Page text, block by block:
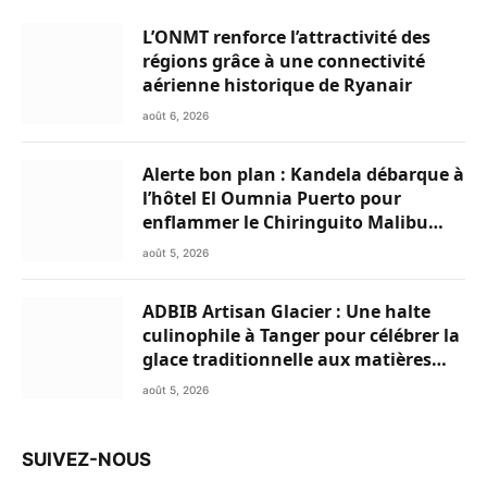
L’ONMT renforce l’attractivité des
régions grâce à une connectivité
aérienne historique de Ryanair
août 6, 2026
Alerte bon plan : Kandela débarque à
l’hôtel El Oumnia Puerto pour
enflammer le Chiringuito Malibu
Club
août 5, 2026
ADBIB Artisan Glacier : Une halte
culinophile à Tanger pour célébrer la
glace traditionnelle aux matières
premières de choix
août 5, 2026
SUIVEZ-NOUS